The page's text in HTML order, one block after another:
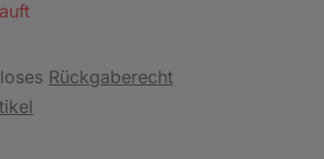
Rückgaberecht